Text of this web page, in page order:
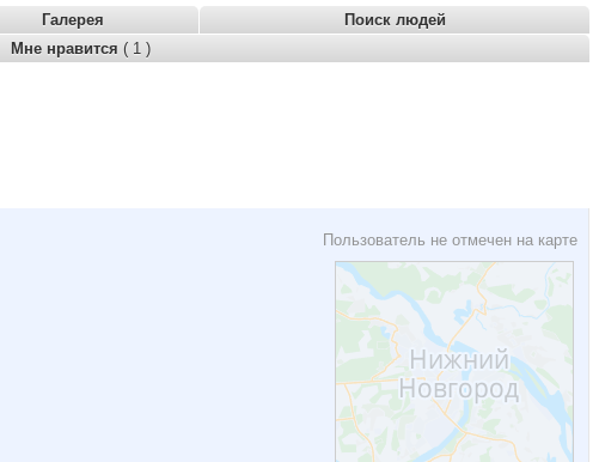
Галерея
Поиск людей
Мне нравится ( 1 )
Пользователь не отмечен на карте